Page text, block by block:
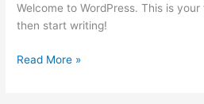
Welcome to WordPress. This is
then start writing!
Read More »